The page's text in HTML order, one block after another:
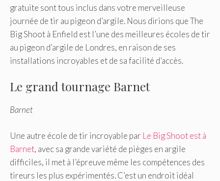
gratuite sont tous inclus dans votre merveilleuse
journée de tir au pigeon d’argile. Nous dirions que The
Big Shoot à Enfield est l’une des meilleures écoles de tir
au pigeon d’argile de Londres, en raison de ses
installations incroyables et de sa facilité d’accès.
Le grand tournage Barnet
Barnet
Une autre école de tir incroyable par Le Big Shoot est à
Barnet, avec sa grande variété de pièges en argile
difficiles, il met à l’épreuve même les compétences des
tireurs les plus expérimentés. C’est un endroit idéal